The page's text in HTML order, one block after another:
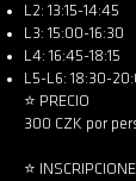
L2: 13:15-14:45
L3: 15:00-16:30
L4: 16:45-18:15
L5-L6: 18:30-
⭐️ PRECIO
300 CZK por
⭐️